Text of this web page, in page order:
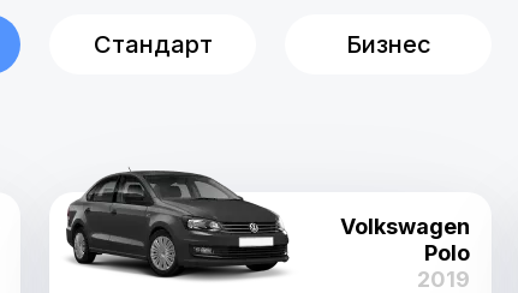
Стандарт Бизнес
Volkswagen
Polo
2019